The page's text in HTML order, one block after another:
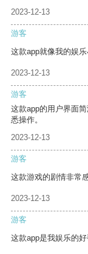
2023-12-13
游客
这款app就像我的娱
2023-12-13
游客
这款app的用户界面
悉操作。
2023-12-13
游客
这款游戏的剧情非常
2023-12-13
游客
这款app是我娱乐的